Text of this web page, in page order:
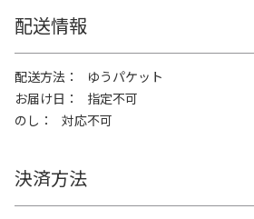
配送情報
配送方法
ゆうパケット
お届け日
指定不可
のし
対応不可
決済方法